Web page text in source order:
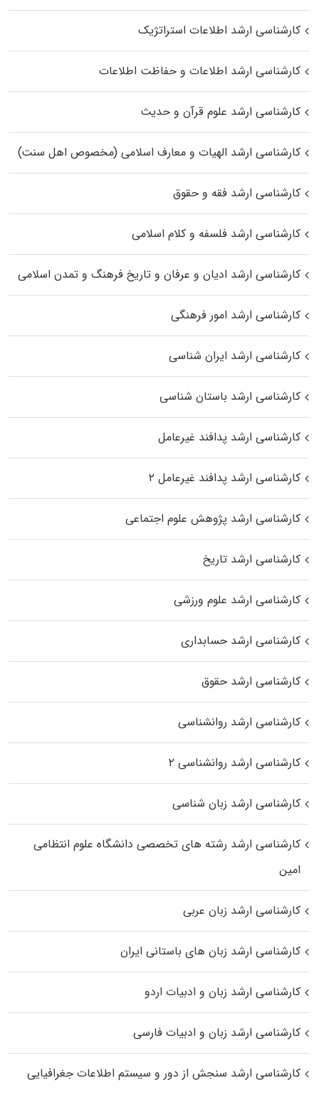
کارشناسی ارشد اطلاعات استراتژیک
کارشناسی ارشد اطلاعات و حفاظت اطلاعات
کارشناسی ارشد علوم قرآن و حدیث
کارشناسی ارشد الهیات و معارف اسلامی (مخصوص اهل سنت)
کارشناسی ارشد فقه و حقوق
کارشناسی ارشد فلسفه و کلام اسلامی
کارشناسی ارشد ادیان و عرفان و تاریخ فرهنگ و تمدن اسلامی
کارشناسی ارشد امور فرهنگی
کارشناسی ارشد ایران شناسی
کارشناسی ارشد باستان شناسی
کارشناسی ارشد پدافند غیرعامل
کارشناسی ارشد پدافند غیرعامل ۲
کارشناسی ارشد پژوهش علوم اجتماعی
کارشناسی ارشد تاریخ
کارشناسی ارشد علوم ورزشی
کارشناسی ارشد حسابداری
کارشناسی ارشد حقوق
کارشناسی ارشد روانشناسی
کارشناسی ارشد روانشناسی ۲
کارشناسی ارشد زبان شناسی
کارشناسی ارشد رﺷﺘﻪ ﻫﺎی تخصصی داﻧﺸﮕﺎه ﻋﻠﻮم انتظامی
اﻣﻴﻦ
کارشناسی ارشد زبان عربی
کارشناسی ارشد زبان‌ های باستانی ایران
کارشناسی ارشد زبان و ادبیات اردو
کارشناسی ارشد زبان و ادبیات فارسی
کارشناسی ارشد سنجش از دور و سیستم اطلاعات جغرافیایی